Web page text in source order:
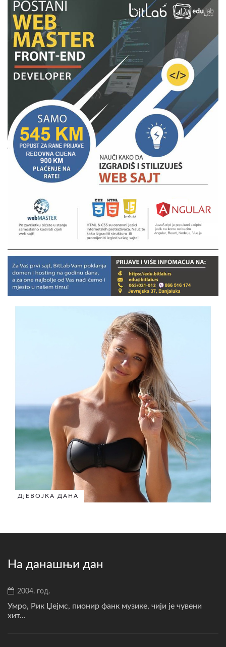
ДјЕВОЈКА ДАНА
На данашњи дан
2004. год.
Умро, Рик Џејмс, пионир фанк музике, чији је чувени
хит...